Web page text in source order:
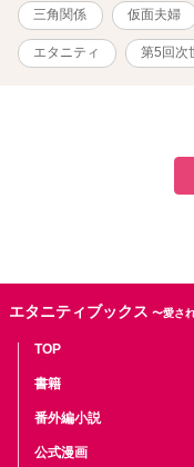
活を打ち明けてしまっ
ことを知ったグラムエル
ずべきことだと言われて
ラは、グラムエルと夫婦
な同居人である友人のカ
三角関係 仮面夫婦
エタニティ 第5回次
エタニティブックス 〜愛さ
TOP
書籍
番外編小説
公式漫画